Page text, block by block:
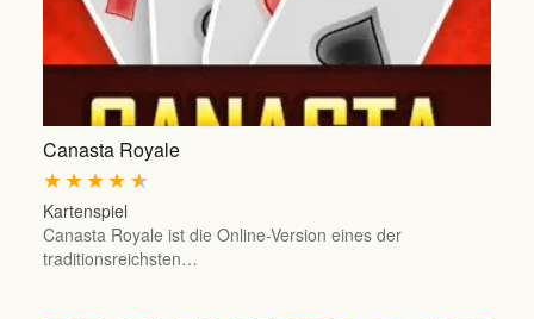
Canasta Royale
★
★
★
★
★
Kartenspiel
Canasta Royale ist die Online-Version eines der
traditionsreichsten…